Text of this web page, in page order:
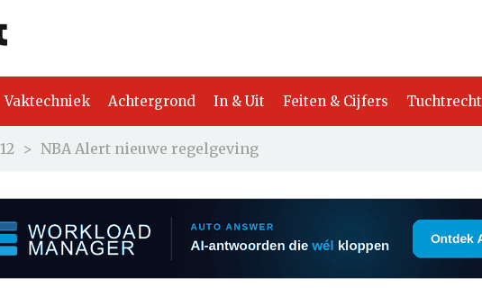
Vaktechniek Achtergrond In & Uit Feiten & Cijfers Tuchtrecht
12 > NBA Alert nieuwe regelgeving